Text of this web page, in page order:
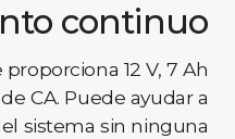
continuo
12 V, 7 Ah
CA. Puede ayudar a
sistema sin ninguna